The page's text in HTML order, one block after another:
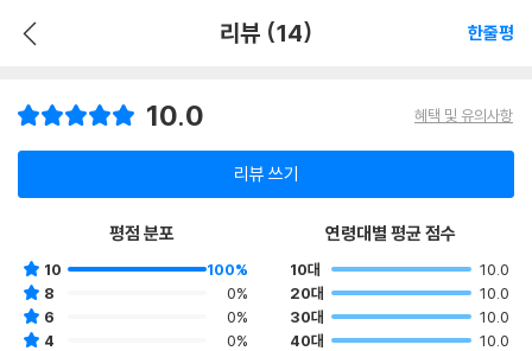
리뷰 (14) 한줄평
10.0 혜택 및 유의사항
리뷰 쓰기
평점 분포
10
100%
8
0%
6
0%
4
0%
연령대별 평균 점수
10대
10.0
20대
10.0
30대
10.0
40대
10.0